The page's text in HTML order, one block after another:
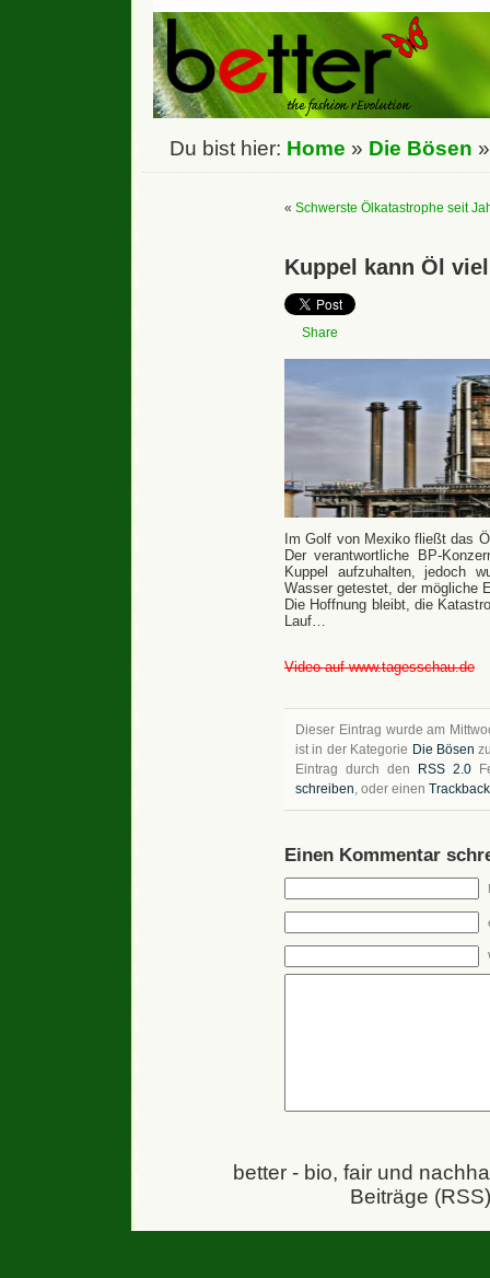
Du bist hier: Home » Die Bösen
« Schwerste Ölkatastrophe seit
Kuppel kann Öl
Share
Im Golf von Mexiko fließt das
Der verantwortliche BP-
Kuppel aufzuhalten, jedoch
Wasser getestet, der mögliche
Die Hoffnung bleibt, die
Lauf…
Video auf www.tagesschau.de
Dieser Eintrag wurde am
ist in der Kategorie Die Bösen
Eintrag durch den
RSS 2.0
schreiben, oder einen Trackback
Einen Kommentar
better - bio, fair und
Beiträge (RSS)